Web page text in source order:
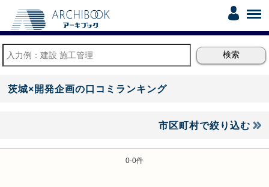
茨城×開発企画の口コミランキング
市区町村で絞り込む
0-0件